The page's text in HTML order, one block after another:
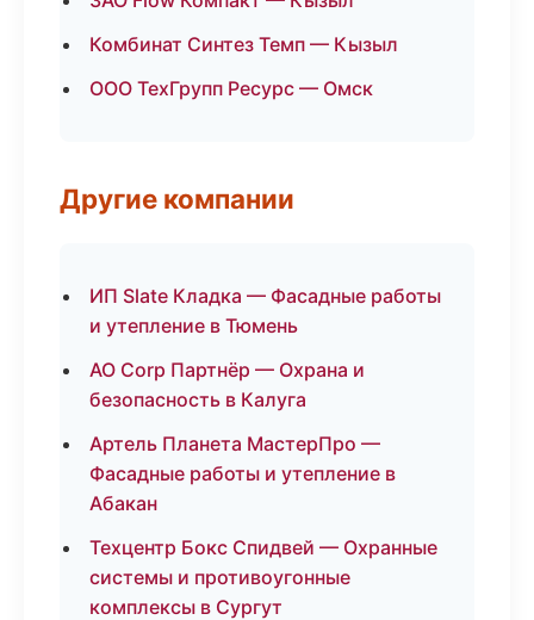
Комбинат Синтез Темп — Кызыл
ООО ТехГрупп Ресурс — Омск
Другие компании
ИП Slate Кладка — Фасадные работы
и утепление в Тюмень
АО Corp Партнёр — Охрана и
безопасность в Калуга
Артель Планета МастерПро —
Фасадные работы и утепление в
Абакан
Техцентр Бокс Спидвей — Охранные
системы и противоугонные
комплексы в Сургут